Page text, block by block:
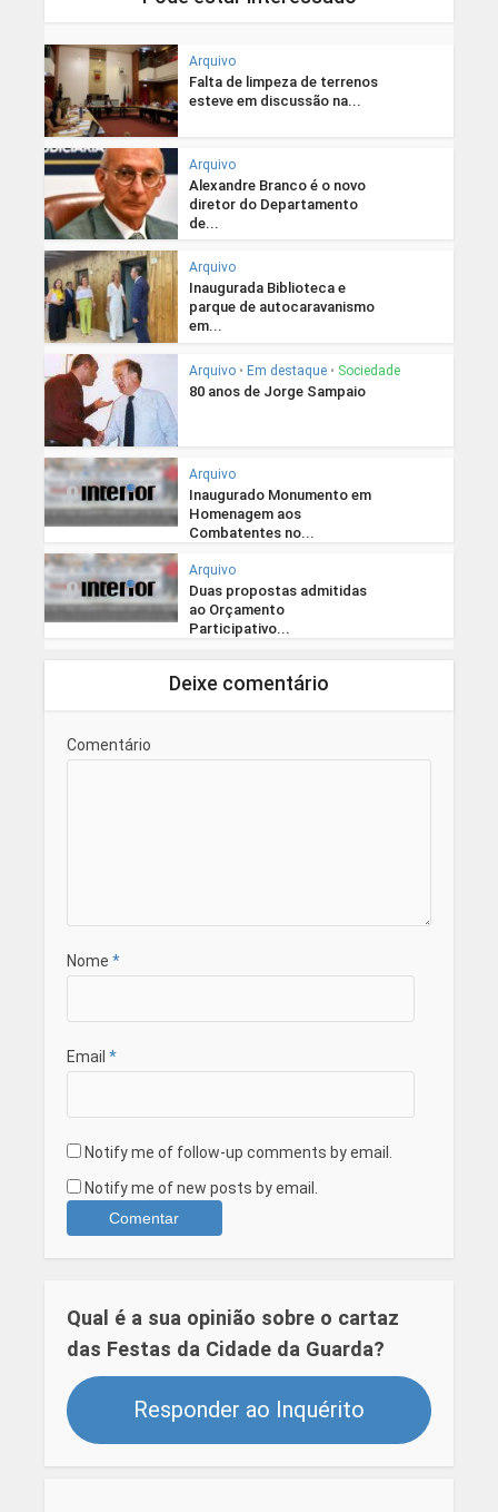
Arquivo
Falta de limpeza de terrenos
esteve em discussão na...
Arquivo
Alexandre Branco é o novo
diretor do Departamento
de...
Arquivo
Inaugurada Biblioteca e
parque de autocaravanismo
em...
Arquivo • Em destaque • Sociedade
80 anos de Jorge Sampaio
Arquivo
Inaugurado Monumento em
Homenagem aos
Combatentes no...
Arquivo
Duas propostas admitidas
ao Orçamento
Participativo...
Deixe comentário
Comentário
Nome *
Email *
Notify me of follow-up comments by email.
Notify me of new posts by email.
Qual é a sua opinião sobre o cartaz
das Festas da Cidade da Guarda?
Responder ao Inquérito